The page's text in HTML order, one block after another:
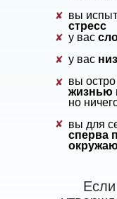
вы
стресс
у вас
у вас
вы остро
жизнью
но
вы для
сперва
✘
✘
✘
✘
✘